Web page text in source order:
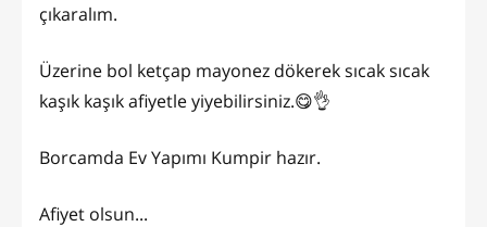
çıkaralım.
Üzerine bol ketçap mayonez dökerek sıcak sıcak
kaşık kaşık afiyetle yiyebilirsiniz.😋👌
Borcamda Ev Yapımı Kumpir hazır.
Afiyet olsun...